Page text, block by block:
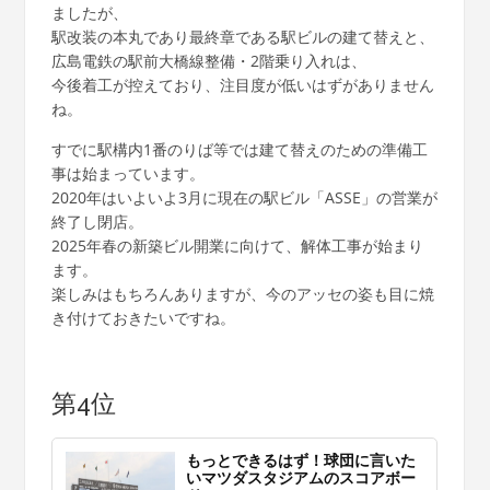
ましたが、
駅改装の本丸であり最終章である駅ビルの建て替えと、
広島電鉄の駅前大橋線整備・2階乗り入れは、
今後着工が控えており、注目度が低いはずがありません
ね。
すでに駅構内1番のりば等では建て替えのための準備工
事は始まっています。
2020年はいよいよ3月に現在の駅ビル「ASSE」の営業が
終了し閉店。
2025年春の新築ビル開業に向けて、解体工事が始まり
ます。
楽しみはもちろんありますが、今のアッセの姿も目に焼
き付けておきたいですね。
第4位
もっとできるはず！球団に言いた
いマツダスタジアムのスコアボー